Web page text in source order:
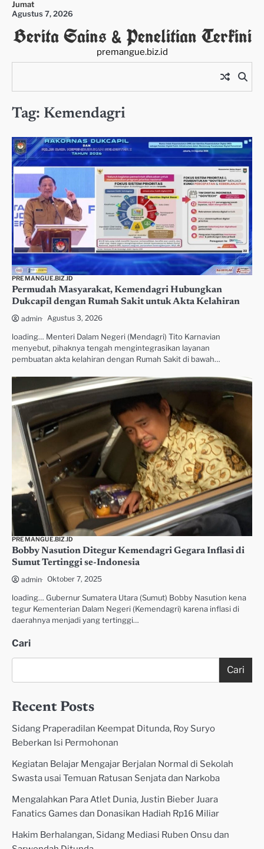
Skip
content
Jumat
Agustus 7, 2026
Berita Sains & Penelitian Terkini
premangue.biz.id
Tag: Kemendagri
PREMANGUE.BIZ.ID
Permudah Masyarakat, Kemendagri Hubungkan
Dukcapil dengan Rumah Sakit untuk Akta Kelahiran
admin Agustus 3, 2026
loading… Menteri Dalam Negeri (Mendagri) Tito Karnavian
menyebut, pihaknya tengah mengintegrasikan layanan
pembuatan akta kelahiran dengan Rumah Sakit di bawah…
PREMANGUE.BIZ.ID
Bobby Nasution Ditegur Kemendagri Gegara Inflasi di
Sumut Tertinggi se-Indonesia
admin Oktober 7, 2025
loading… Gubernur Sumatera Utara (Sumut) Bobby Nasution kena
tegur Kementerian Dalam Negeri (Kemendagri) karena inflasi di
daerahnya menjadi yang tertinggi…
Cari
Cari
Recent Posts
Sidang Praperadilan Keempat Ditunda, Roy Suryo
Beberkan Isi Permohonan
Kegiatan Belajar Mengajar Berjalan Normal di Sekolah
Swasta usai Temuan Ratusan Senjata dan Narkoba
Mengalahkan Para Atlet Dunia, Justin Bieber Juara
Fanatics Games dan Donasikan Hadiah Rp16 Miliar
Hakim Berhalangan, Sidang Mediasi Ruben Onsu dan